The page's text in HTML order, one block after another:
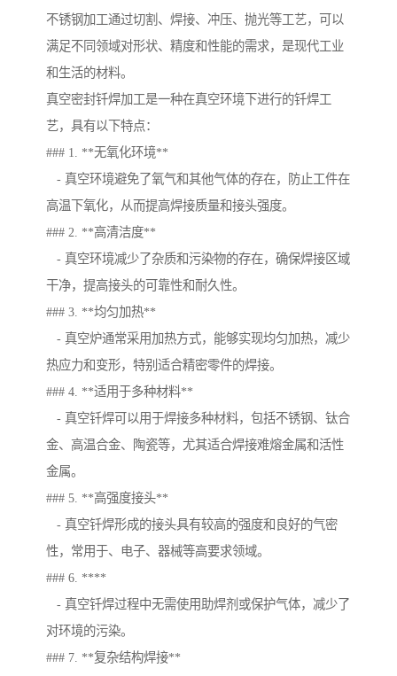
不锈钢加工通过切割、焊接、冲压、抛光等工艺，可以
满足不同领域对形状、精度和性能的需求，是现代工业
和生活的材料。
真空密封钎焊加工是一种在真空环境下进行的钎焊工
艺，具有以下特点：
### 1. **无氧化环境**
- 真空环境避免了氧气和其他气体的存在，防止工件在
高温下氧化，从而提高焊接质量和接头强度。
### 2. **高清洁度**
- 真空环境减少了杂质和污染物的存在，确保焊接区域
干净，提高接头的可靠性和耐久性。
### 3. **均匀加热**
- 真空炉通常采用加热方式，能够实现均匀加热，减少
热应力和变形，特别适合精密零件的焊接。
### 4. **适用于多种材料**
- 真空钎焊可以用于焊接多种材料，包括不锈钢、钛合
金、高温合金、陶瓷等，尤其适合焊接难熔金属和活性
金属。
### 5. **高强度接头**
- 真空钎焊形成的接头具有较高的强度和良好的气密
性，常用于、电子、器械等高要求领域。
### 6. ****
- 真空钎焊过程中无需使用助焊剂或保护气体，减少了
对环境的污染。
### 7. **复杂结构焊接**